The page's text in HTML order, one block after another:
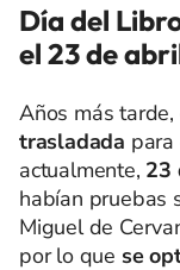
Día del
el 23 de
Años más tarde,
trasladada
actualmente, 23
habían pruebas
Miguel de
por lo que se